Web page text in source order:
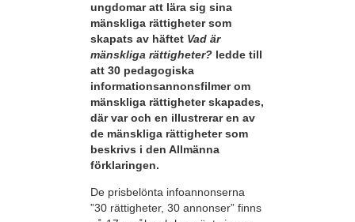
ungdomar att lära sig sina
mänskliga rättigheter som
skapats av häftet Vad är
mänskliga rättigheter? ledde till
att 30 pedagogiska
informationsannonsfilmer om
mänskliga rättigheter skapades,
där var och en illustrerar en av
de mänskliga rättigheter som
beskrivs i den Allmänna
förklaringen.
De prisbelönta infoannonserna
”30 rättigheter, 30 annonser” finns